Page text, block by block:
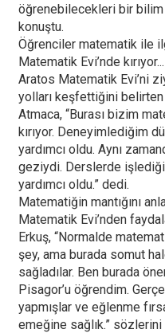
öğrenebilecekleri bir bilim
konuştu.
Öğrenciler matematik ile
Matematik Evi’nde kırıyor...
Aratos Matematik Evi’ni
yolları keşfettiğini belirten
Atmaca, “Burası bizim
kırıyor. Deneyimlediğim
yardımcı oldu. Aynı
geziydi. Derslerde
yardımcı oldu.” dedi.
Matematiğin mantığını
Matematik Evi’nden
Erkuş, “Normalde
şey, ama burada somut
sağladılar. Ben burada
Pisagor’u öğrendim.
yapmışlar ve eğlenme
emeğine sağlık.”